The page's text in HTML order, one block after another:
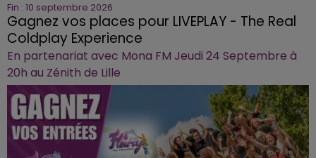
Fin : 10 septembre 2026
Gagnez vos places pour LIVEPLAY - The Real
Coldplay Experience
En partenariat avec Mona FM Jeudi 24 Septembre à
20h au Zénith de Lille